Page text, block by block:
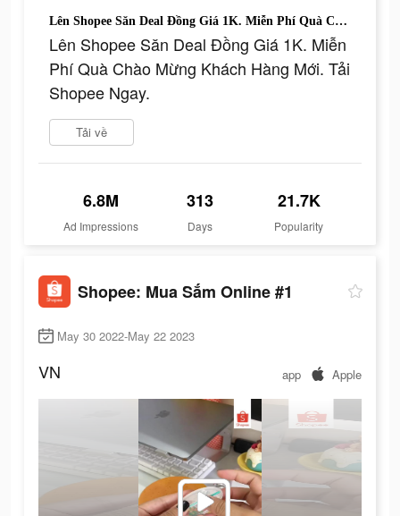
Lên Shopee Săn Deal Đồng Giá 1K. Miễn Phí Quà Chào Mừng Khách Hàng Mới. Tải Shopee Ngay.
Lên Shopee Săn Deal Đồng Giá 1K. Miễn
Phí Quà Chào Mừng Khách Hàng Mới. Tải
Shopee Ngay.
Tải về
6.8M
Ad Impressions
313
Days
21.7K
Popularity
Shopee: Mua Sắm Online #1
May 30 2022-May 22 2023
VN app Apple